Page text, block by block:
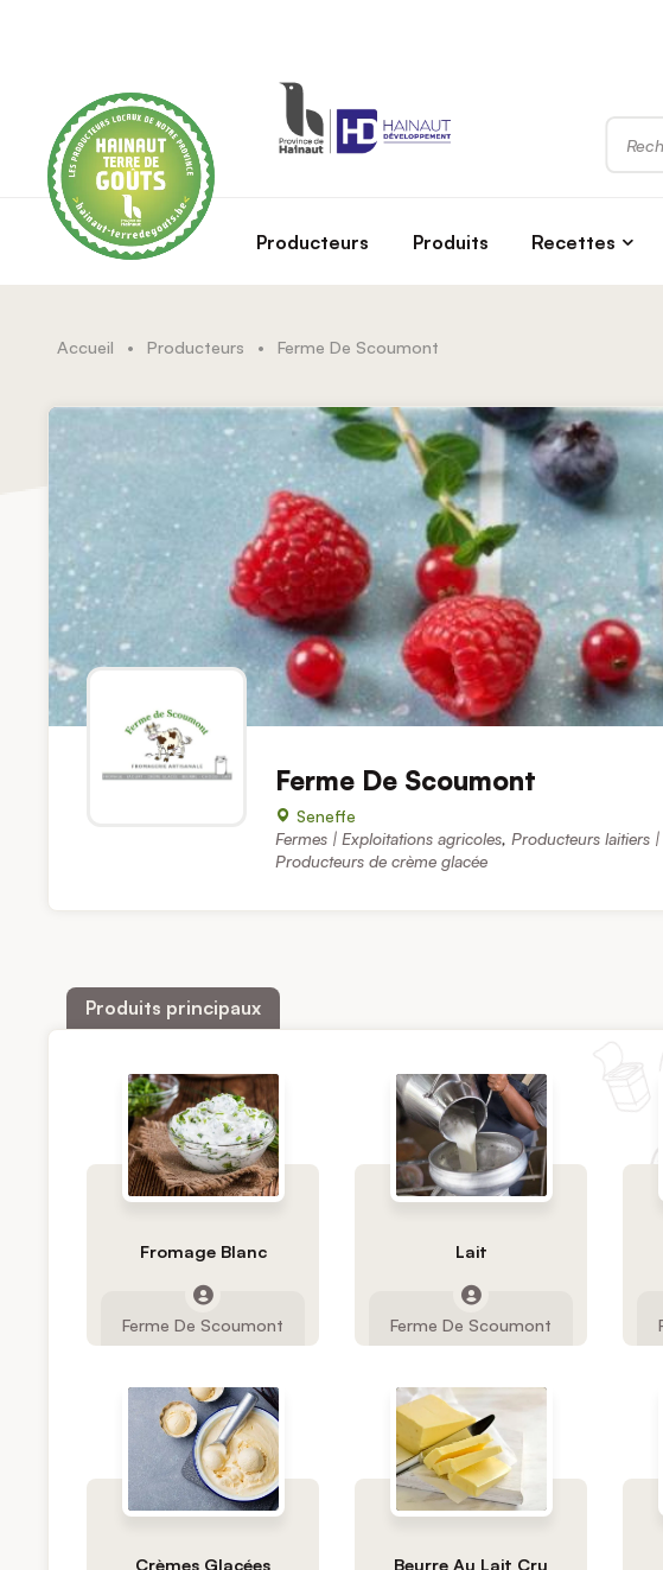
Producteurs Produits Recettes
Accueil • Producteurs • Ferme De Scoumont
Ferme De Scoumont
Seneffe
Fermes | Exploitations agricoles, Producteurs laitiers
Producteurs de crème glacée
Produits principaux
Fromage Blanc
Ferme De Scoumont
Lait
Ferme De Scoumont
Crèmes Glacées Beurre Au Lait Cru